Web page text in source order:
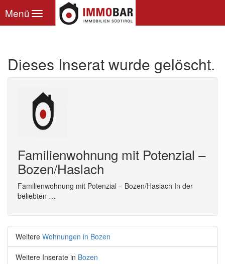
Toggle
navigation
Menü
Dieses Inserat wurde gelöscht.
Familienwohnung mit Potenzial –
Bozen/Haslach
Familienwohnung mit Potenzial – Bozen/Haslach In der
beliebten …
Weitere Wohnungen in Bozen
Weitere Inserate in Bozen